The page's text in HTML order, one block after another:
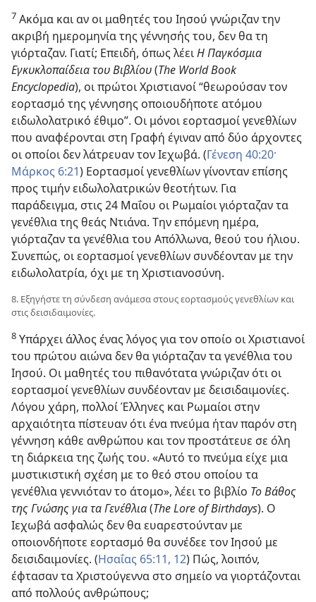
7 Ακόμα και αν οι μαθητές του Ιησού γνώριζαν την
ακριβή ημερομηνία της γέννησής του, δεν θα τη
γιόρταζαν. Γιατί; Επειδή, όπως λέειΗ Παγκόσμια
Εγκυκλοπαίδεια του Βιβλίου(The World Book
Encyclopedia), οι πρώτοι Χριστιανοί “θεωρούσαν τον
εορτασμό της γέννησης οποιουδήποτε ατόμου
ειδωλολατρικό έθιμο”. Οι μόνοι εορτασμοί γενεθλίων
που αναφέρονται στη Γραφή έγιναν από δύο άρχοντες
οι οποίοι δεν λάτρευαν τον Ιεχωβά. (Γένεση 40:20·
Μάρκος 6:21) Εορτασμοί γενεθλίων γίνονταν επίσης
προς τιμήν ειδωλολατρικών θεοτήτων. Για
παράδειγμα, στις 24 Μαΐου οι Ρωμαίοι γιόρταζαν τα
γενέθλια της θεάς Ντιάνα. Την επόμενη ημέρα,
γιόρταζαν τα γενέθλια του Απόλλωνα, θεού του ήλιου.
Συνεπώς, οι εορτασμοί γενεθλίων συνδέονταν με την
ειδωλολατρία, όχι με τη Χριστιανοσύνη.
8. Εξηγήστε τη σύνδεση ανάμεσα στους εορτασμούς γενεθλίων και
στις δεισιδαιμονίες.
8 Υπάρχει άλλος ένας λόγος για τον οποίο οι Χριστιανοί
του πρώτου αιώνα δεν θα γιόρταζαν τα γενέθλια του
Ιησού. Οι μαθητές του πιθανότατα γνώριζαν ότι οι
εορτασμοί γενεθλίων συνδέονταν με δεισιδαιμονίες.
Λόγου χάρη, πολλοί Έλληνες και Ρωμαίοι στην
αρχαιότητα πίστευαν ότι ένα πνεύμα ήταν παρόν στη
γέννηση κάθε ανθρώπου και τον προστάτευε σε όλη
τη διάρκεια της ζωής του. «Αυτό το πνεύμα είχε μια
μυστικιστική σχέση με το θεό στου οποίου τα
γενέθλια γεννιόταν το άτομο», λέει το βιβλίο Το Βάθος
της Γνώσης για τα Γενέθλια(The Lore of Birthdays). Ο
Ιεχωβά ασφαλώς δεν θα ευαρεστούνταν με
οποιονδήποτε εορτασμό θα συνέδεε τον Ιησού με
δεισιδαιμονίες. (Ησαΐας 65:11, 12) Πώς, λοιπόν,
έφτασαν τα Χριστούγεννα στο σημείο να γιορτάζονται
από πολλούς ανθρώπους;